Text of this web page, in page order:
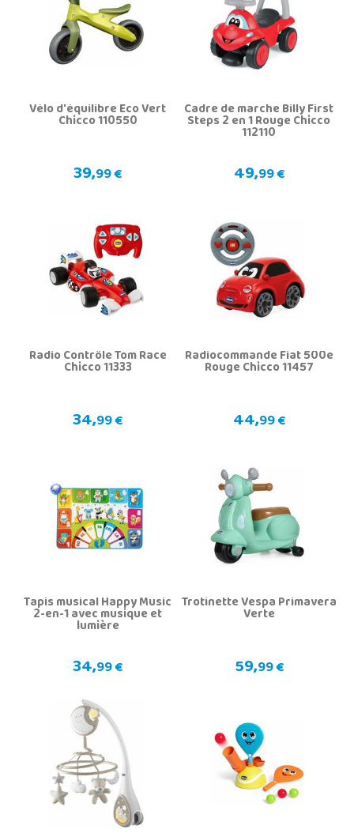
Vélo d'équilibre Eco Vert
Chicco 110550
39,99 €
Cadre de marche Billy First
Steps 2 en 1 Rouge Chicco
112110
49,99 €
Radio Contrôle Tom Race
Chicco 11333
34,99 €
Radiocommande Fiat 500e
Rouge Chicco 11457
44,99 €
Tapis musical Happy Music
2-en-1 avec musique et
lumière
34,99 €
Trotinette Vespa Primavera
Verte
59,99 €